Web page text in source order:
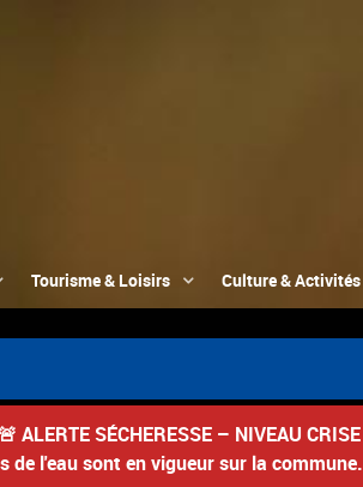
Tourisme & Loisirs Culture & Activités
🚨 ALERTE SÉCHERESSE – NIVEAU CRISE
de l'eau sont en vigueur sur la commune.